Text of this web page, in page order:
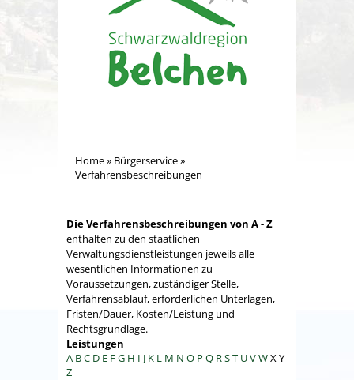
Home» Bürgerservice»
Verfahrensbeschreibungen
Die Verfahrensbeschreibungen von A - Z
enthalten zu den staatlichen
Verwaltungsdienstleistungen jeweils alle
wesentlichen Informationen zu
Voraussetzungen, zuständiger Stelle,
Verfahrensablauf, erforderlichen Unterlagen,
Fristen/Dauer, Kosten/Leistung und
Rechtsgrundlage.
Leistungen
A BC D E FG H I J K L M N O P Q RST UVWX Y
Z